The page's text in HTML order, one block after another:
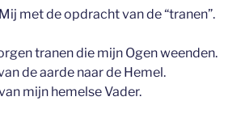
met de opdracht van de “tranen”.
tranen die mijn Ogen weenden.
de aarde naar de Hemel.
mijn hemelse Vader.